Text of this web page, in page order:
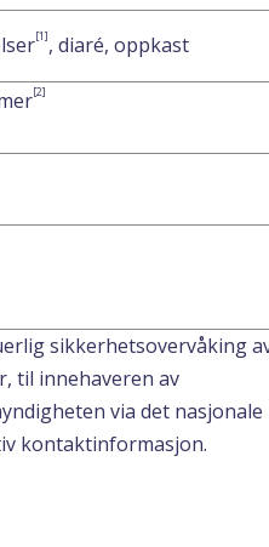
[1], diaré, oppkast
[2]
sikkerhetsovervåking
til innehaveren av
via det nasjonale
kontaktinformasjon.